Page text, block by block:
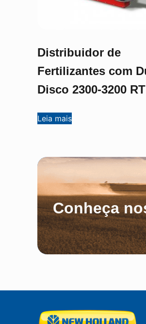
Distribuidor de
Fertilizantes com
Disco 2300-3200
Leia mais
Conheça